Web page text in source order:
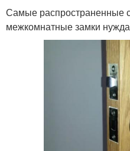
Самые распространенные
межкомнатные замки